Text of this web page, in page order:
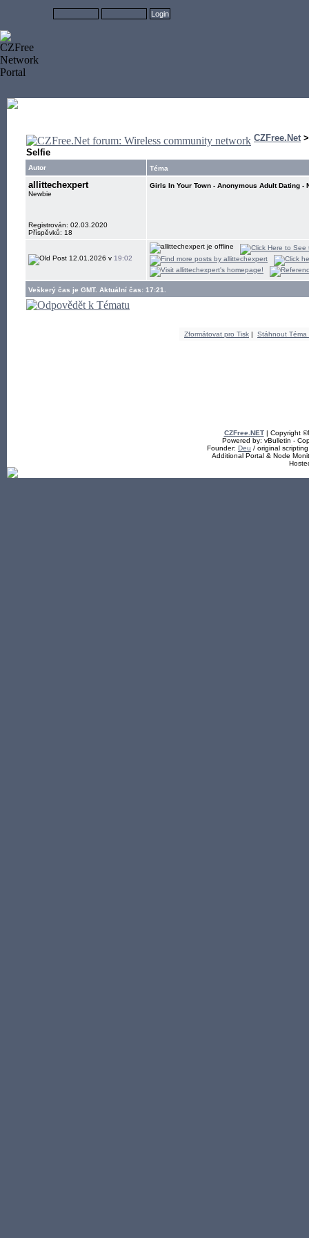
CZFree.Net
Selfie
Autor Téma
allittechexpert
Newbie
Registrován: 02.03.2020
Příspěvků: 18
Girls In Your Town - Anonymous Adult Dating -
12.01.2026 v 19:02
Veškerý čas je GMT. Aktuální čas: 17:21.
Zformátovat pro Tisk | Stáhnout Téma
CZFree.NET| Copyright
Powered by: vBulletin -
Founder: Deu / original
Additional Portal & Node